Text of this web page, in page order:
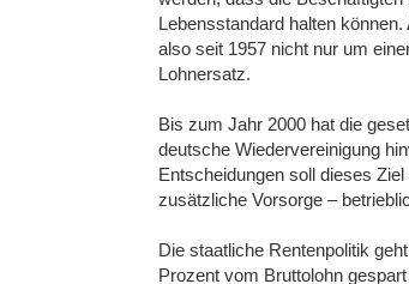
Lebensstandard halten
also seit 1957 nicht nur um
Lohnersatz.
Bis zum Jahr 2000 hat die
deutsche Wiedervereinigung
Entscheidungen soll dieses
zusätzliche Vorsorge –
Die staatliche Rentenpolitik
Prozent vom Bruttolohn